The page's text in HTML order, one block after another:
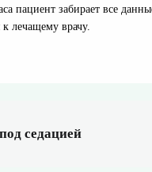
пациент забирает все
лечащему врачу.
седацией